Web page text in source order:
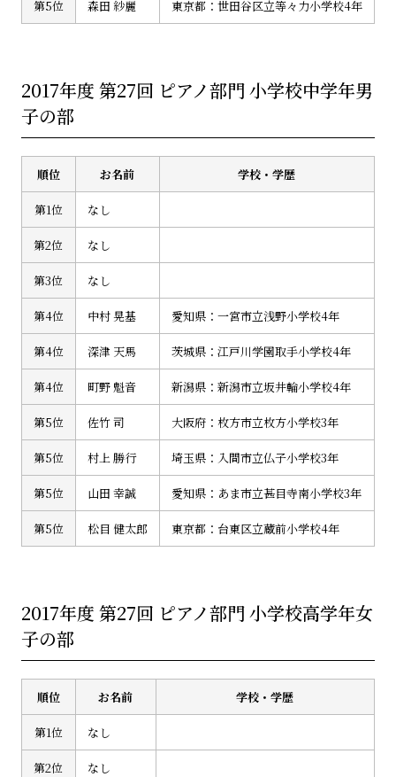
第5位 森田 紗麗 東京都：世田谷区立等々力小学校4年
2017年度 第27回 ピアノ部門 小学校中学年男
子の部
順位 お名前 学校・学歴
第1位 なし
第2位 なし
第3位 なし
第4位 中村 晃基 愛知県：一宮市立浅野小学校4年
第4位 深津 天馬 茨城県：江戸川学園取手小学校4年
第4位 町野 魁音 新潟県：新潟市立坂井輪小学校4年
第5位 佐竹 司 大阪府：枚方市立枚方小学校3年
第5位 村上 勝行 埼玉県：入間市立仏子小学校3年
第5位 山田 幸誠 愛知県：あま市立甚目寺南小学校3年
第5位 松目 健太郎 東京都：台東区立蔵前小学校4年
2017年度 第27回 ピアノ部門 小学校高学年女
子の部
順位 お名前 学校・学歴
第1位 なし
第2位 なし